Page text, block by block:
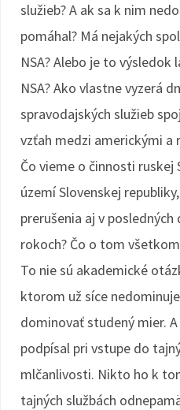
služieb? A ak sa k nim
pomáhal? Má nejakých
NSA? Alebo je to
NSA? Ako vlastne vyzerá
spravodajských služieb
vzťah medzi americkými a
Čo vieme o činnosti ruskej
území Slovenskej
prerušenia aj v
rokoch? Čo o tom
To nie sú akademické
ktorom už síce
dominovať studený mier.
podpísal pri vstupe do
mlčanlivosti. Nikto ho k
tajných službách